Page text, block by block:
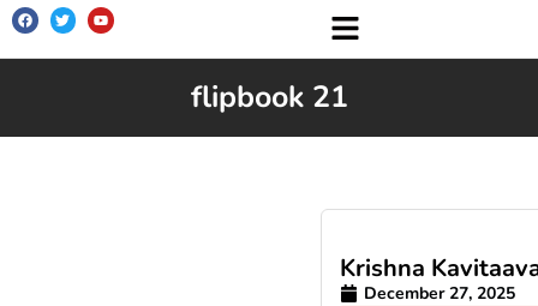
flipbook 21
Krishna
December 27, 2025